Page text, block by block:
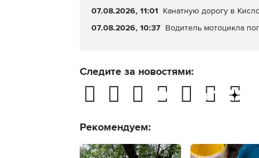
07.08.2026, 11:01 Канатную дорогу в
07.08.2026, 10:37 Водитель мотоцикла
Следите за новостями:
Рекомендуем: